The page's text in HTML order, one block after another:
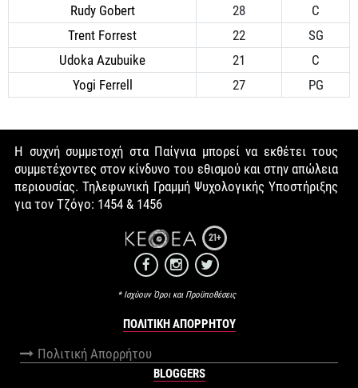
Rudy Gobert
28
C
Trent Forrest
22
SG
Udoka Azubuike
21
C
Yogi Ferrell
27 PG
Η συχνή συμμετοχή στα Παίγνια μπορεί να εκθέτει τους
συμμετέχοντες στον κίνδυνο του εθισμού και στην απώλεια
περιουσίας. Τηλεφωνική Γραμμή Ψυχολογικής Υποστήριξης
για τον Τζόγο: 1454 & 1456
21+
* Ισχύουν Όροι και Προϋποθέσεις
ΠΟΛΙΤΙΚΉ ΑΠΟΡΡΉΤΟΥ
Πολιτική Απορρήτου
BLOGGERS